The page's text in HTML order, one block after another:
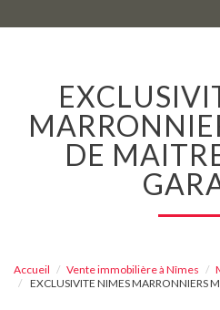
EXCLUSIVITE NIMES
DE
Accueil Vente immobilière à Nîmes
EXCLUSIVITE NIMES MARRONNIERS